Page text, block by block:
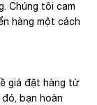
Chúng tôi cam
hàng một cách
giá đặt hàng từ
bạn hoàn